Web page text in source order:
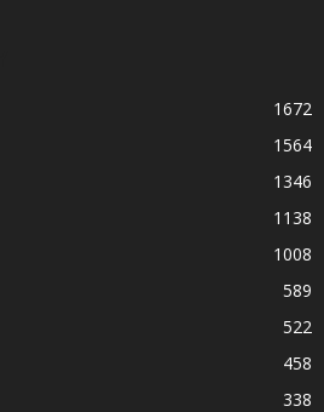
1672
1564
1346
1138
1008
589
522
458
338